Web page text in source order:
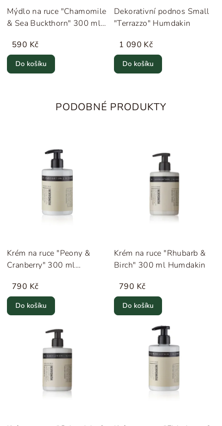
Mýdlo na ruce "Chamomile
& Sea Buckthorn" 300 ml
590 Kč
Do košíku
Dekorativní podnos Small
"Terrazzo" Humdakin
1 090 Kč
Do košíku
PODOBNÉ PRODUKTY
Krém na ruce "Peony &
Cranberry" 300 ml
790 Kč
Do košíku
Krém na ruce "Rhubarb &
Birch" 300 ml Humdakin
790 Kč
Do košíku